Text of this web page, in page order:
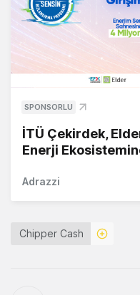
SPONSORLU
İTÜ Çekirdek,
Enerji
Adrazzi
Chipper Cash